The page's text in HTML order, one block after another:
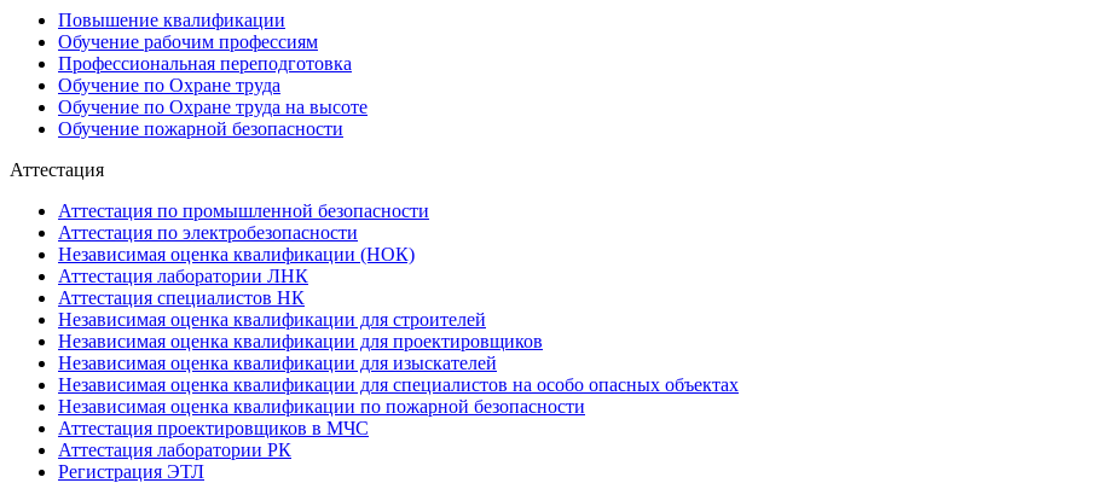
Повышение квалификации
Обучение рабочим профессиям
Профессиональная переподготовка
Обучение по Охране труда
Обучение по Охране труда на высоте
Обучение пожарной безопасности
Аттестация
Аттестация по промышленной безопасности
Аттестация по электробезопасности
Независимая оценка квалификации (НОК)
Аттестация лаборатории ЛНК
Аттестация специалистов НК
Независимая оценка квалификации для строителей
Независимая оценка квалификации для проектировщиков
Независимая оценка квалификации для изыскателей
Независимая оценка квалификации для специалистов на особо опасных объектах
Независимая оценка квалификации по пожарной безопасности
Аттестация проектировщиков в МЧС
Аттестация лаборатории РК
Регистрация ЭТЛ